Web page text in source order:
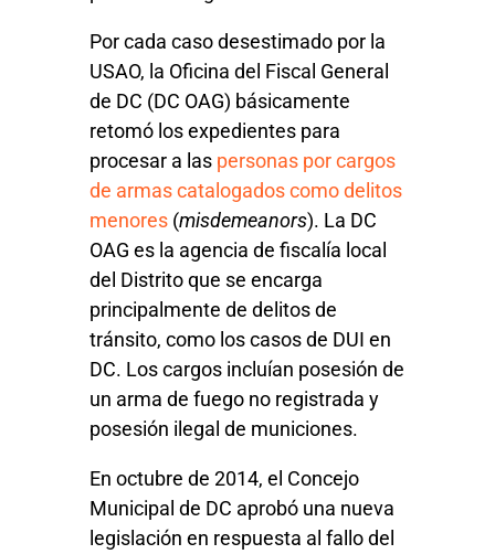
Por cada caso desestimado por la
USAO, la Oficina del Fiscal General
de DC (DC OAG) básicamente
retomó los expedientes para
procesar a las personas por cargos
de armas catalogados como delitos
menores(misdemeanors). La DC
OAG es la agencia de fiscalía local
del Distrito que se encarga
principalmente de delitos de
tránsito, como los casos de DUI en
DC. Los cargos incluían posesión de
un arma de fuego no registrada y
posesión ilegal de municiones.
En octubre de 2014, el Concejo
Municipal de DC aprobó una nueva
legislación en respuesta al fallo del